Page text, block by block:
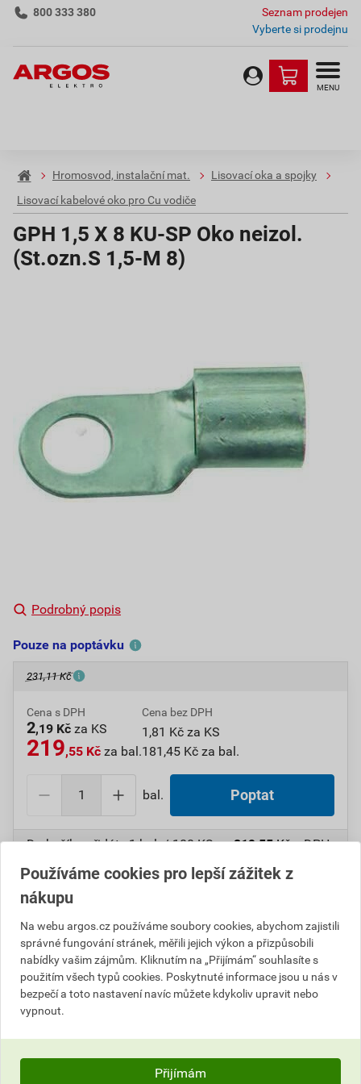
800 333 380
Seznam prodejen
Vyberte si prodejnu
MENU
Hromosvod, instalační mat.
Lisovací oka a spojky
Lisovací kabelové oko pro Cu vodiče
GPH 1,5 X 8 KU-SP Oko neizol.
(St.ozn.S 1,5-M 8)
Podrobný popis
Pouze na poptávku
231,11 Kč
Cena s DPH
2,19 Kč za KS
219,55 Kč za bal.
Cena bez DPH
1,81 Kč za KS
181,45 Kč za bal.
bal. Poptat
Do košíku přidáte1 bal. / 100 KSza219,55Kčs DPH
181,45 Kč bez DPH).
Číslo položky:
Popis
Používáme cookies pro lepší zážitek z
nákupu
Na webu argos.cz používáme soubory cookies, abychom zajistili
správné fungování stránek, měřili jejich výkon a přizpůsobili
nabídky vašim zájmům. Kliknutím na „Přijímám“ souhlasíte s
použitím všech typů cookies. Poskytnuté informace jsou u nás v
bezpečí a toto nastavení navíc můžete kdykoliv upravit nebo
vypnout.
Přijímám